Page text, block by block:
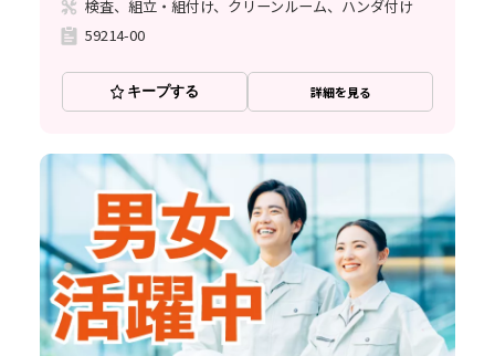
検査、組立・組付け、クリーンルーム、ハンダ付け
59214-00
キープする 詳細を見る